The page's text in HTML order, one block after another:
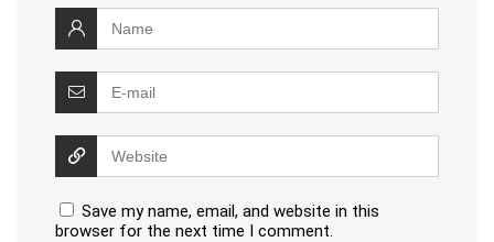
Save my name, email, and website in this
browser for the next time I comment.